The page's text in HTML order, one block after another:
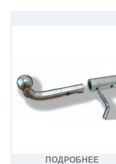
ПОДРОБНЕЕ